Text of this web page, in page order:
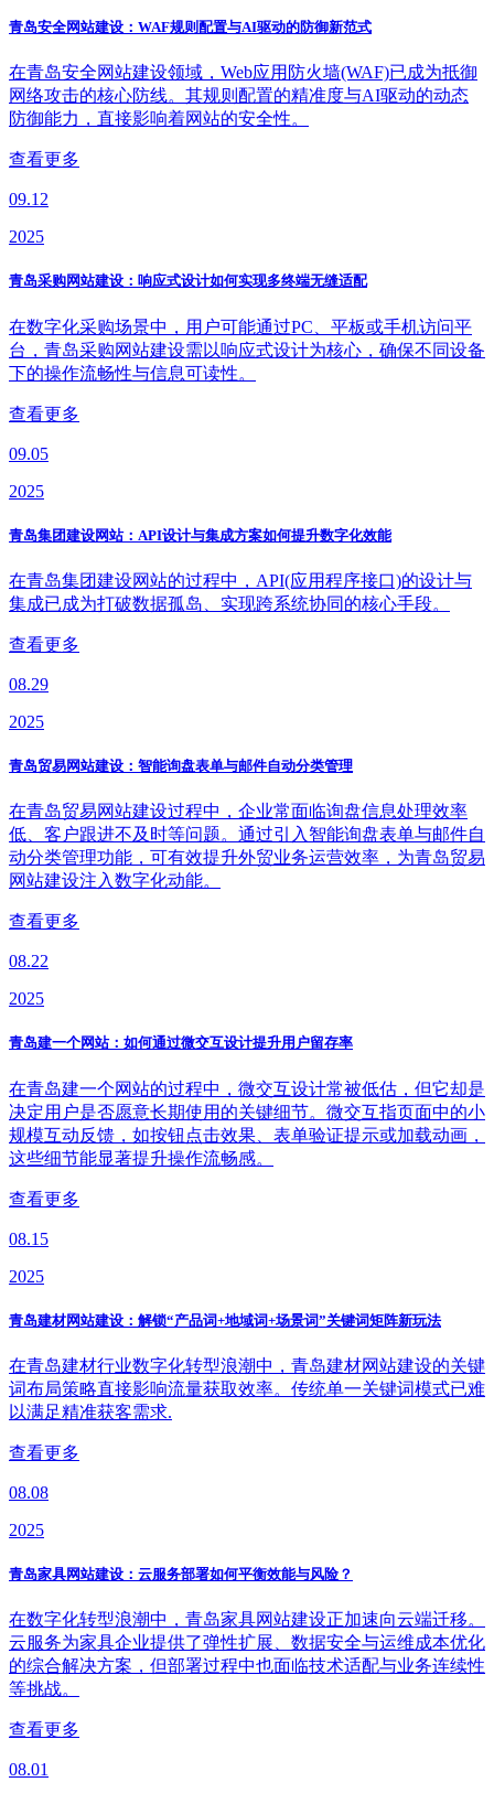
青岛安全网站建设：WAF规则配置与AI驱动的防御新范式
在青岛安全网站建设领域，Web应用防火墙(WAF)已成为抵御
网络攻击的核心防线。其规则配置的精准度与AI驱动的动态
防御能力，直接影响着网站的安全性。
查看更多
09.12
2025
青岛采购网站建设：响应式设计如何实现多终端无缝适配
在数字化采购场景中，用户可能通过PC、平板或手机访问平
台，青岛采购网站建设需以响应式设计为核心，确保不同设备
下的操作流畅性与信息可读性。
查看更多
09.05
2025
青岛集团建设网站：API设计与集成方案如何提升数字化效能
在青岛集团建设网站的过程中，API(应用程序接口)的设计与
集成已成为打破数据孤岛、实现跨系统协同的核心手段。
查看更多
08.29
2025
青岛贸易网站建设：智能询盘表单与邮件自动分类管理
在青岛贸易网站建设过程中，企业常面临询盘信息处理效率
低、客户跟进不及时等问题。通过引入智能询盘表单与邮件自
动分类管理功能，可有效提升外贸业务运营效率，为青岛贸易
网站建设注入数字化动能。
查看更多
08.22
2025
青岛建一个网站：如何通过微交互设计提升用户留存率
在青岛建一个网站的过程中，微交互设计常被低估，但它却是
决定用户是否愿意长期使用的关键细节。微交互指页面中的小
规模互动反馈，如按钮点击效果、表单验证提示或加载动画，
这些细节能显著提升操作流畅感。
查看更多
08.15
2025
青岛建材网站建设：解锁“产品词+地域词+场景词”关键词矩阵新玩法
在青岛建材行业数字化转型浪潮中，青岛建材网站建设的关键
词布局策略直接影响流量获取效率。传统单一关键词模式已难
以满足精准获客需求.
查看更多
08.08
2025
青岛家具网站建设：云服务部署如何平衡效能与风险？
在数字化转型浪潮中，青岛家具网站建设正加速向云端迁移。
云服务为家具企业提供了弹性扩展、数据安全与运维成本优化
的综合解决方案，但部署过程中也面临技术适配与业务连续性
等挑战。
查看更多
08.01